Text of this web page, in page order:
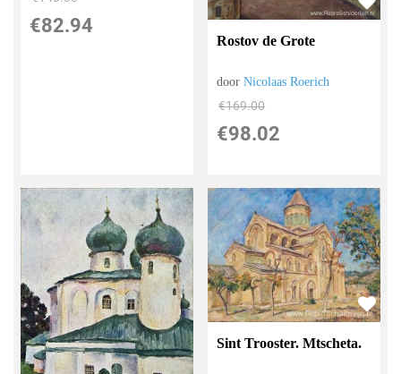
€82.94
Rostov de Grote
doorNicolaas Roerich
€169.00
€98.02
Sint Trooster. Mtscheta.